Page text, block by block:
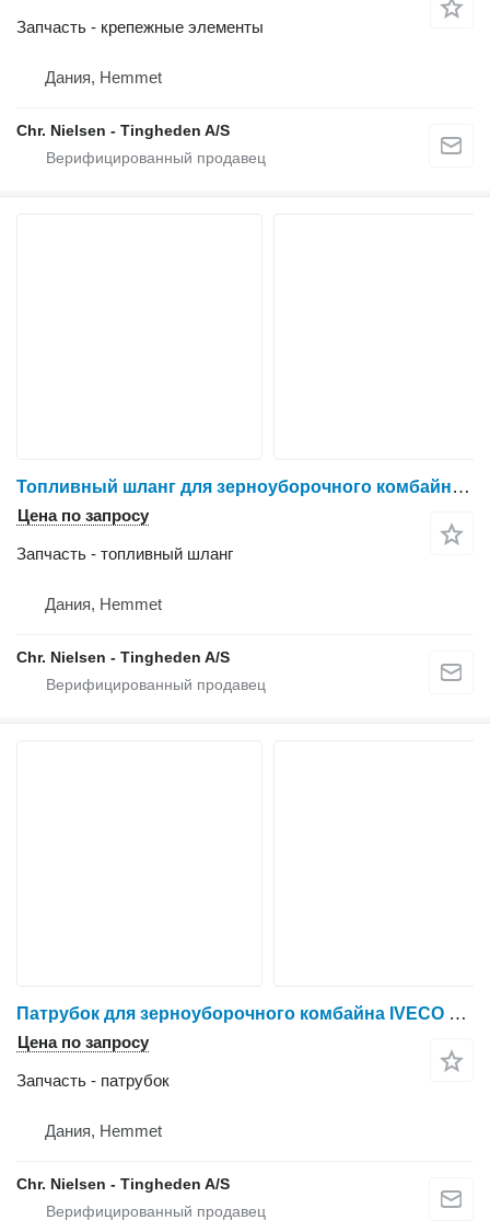
Запчасть - крепежные элементы
Дания, Hemmet
Chr. Nielsen - Tingheden A/S
Топливный шланг для зерноуборочного комбайна IVECO 8361 SRE 11
Цена по запросу
Запчасть - топливный шланг
Дания, Hemmet
Chr. Nielsen - Tingheden A/S
Патрубок для зерноуборочного комбайна IVECO 8361 SRE 11
Цена по запросу
Запчасть - патрубок
Дания, Hemmet
Chr. Nielsen - Tingheden A/S